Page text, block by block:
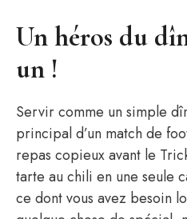
Un héros du
un !
Servir comme un simple
principal d’un match de
repas copieux avant le
tarte au chili en une seule
ce dont vous avez besoin